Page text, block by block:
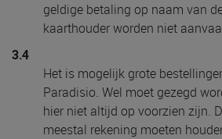
geldige betaling op naam van
kaarthouder worden niet
3.4
Het is mogelijk grote
Paradisio. Wel moet gezegd
hier niet altijd op voorzien zijn.
meestal rekening moeten